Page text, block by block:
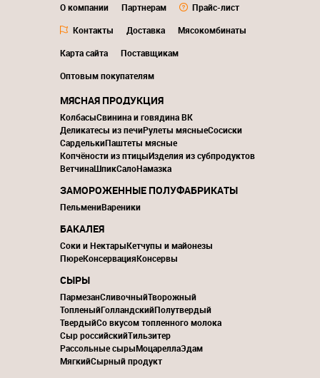
О компании Партнерам
Прайс-лист
Контакты
Доставка
Мясокомбинаты
Карта сайта
Поставщикам
Оптовым покупателям
МЯСНАЯ ПРОДУКЦИЯ
КолбасыСвинина и говядина ВК
Деликатесы из печиРулеты мясныеСосиски
СарделькиПаштеты мясные
Копчёности из птицыИзделия из субпродуктов
ВетчинаШпикСалоНамазка
ЗАМОРОЖЕННЫЕ ПОЛУФАБРИКАТЫ
ПельмениВареники
БАКАЛЕЯ
Соки и НектарыКетчупы и майонезы
ПюреКонсервацияКонсервы
СЫРЫ
ПармезанСливочныйТворожный
ТопленыйГолландскийПолутвердый
ТвердыйСо вкусом топленного молока
Сыр российскийТильзитер
Рассольные сырыМоцареллаЭдам
МягкийСырный продукт